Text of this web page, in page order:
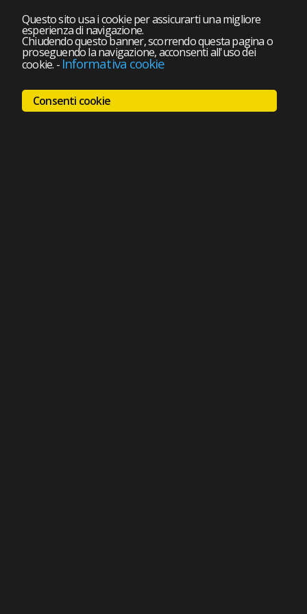
Questo sito usa i cookie per assicurarti una migliore
esperienza di navigazione.
Chiudendo questo banner, scorrendo questa pagina o
proseguendo la navigazione, acconsenti all'uso dei
cookie. - Informativa cookie
Consenti cookie